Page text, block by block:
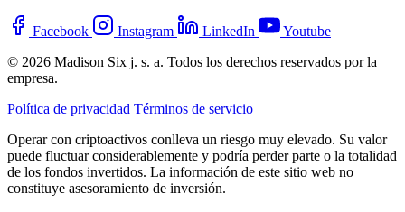
Facebook Instagram LinkedIn
Youtube
© 2026 Madison Six j. s. a. Todos los derechos reservados por la
empresa.
Política de privacidad Términos de servicio
Operar con criptoactivos conlleva un riesgo muy elevado. Su valor
puede fluctuar considerablemente y podría perder parte o la totalidad
de los fondos invertidos. La información de este sitio web no
constituye asesoramiento de inversión.